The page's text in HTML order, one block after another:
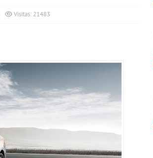
Visitas: 21483